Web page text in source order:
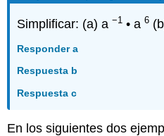
Simplificar: (a) a−1 • a6
Responder a
Respuesta b
Respuesta c
En los siguientes dos